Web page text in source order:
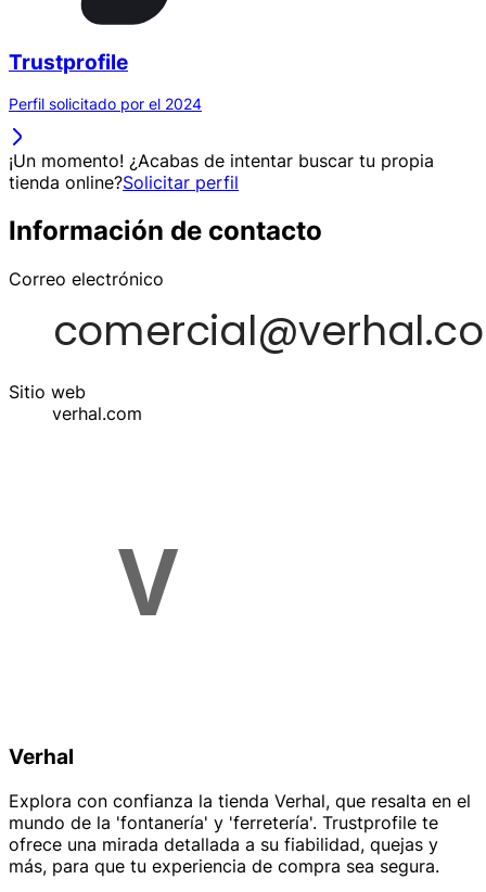
Trustprofile
Perfil solicitado por el 2024
¡Un momento! ¿Acabas de intentar buscar tu propia
tienda online?Solicitar perfil
Información de contacto
Correo electrónico
Sitio web
verhal.com
Verhal
Explora con confianza la tienda Verhal, que resalta en el
mundo de la 'fontanería' y 'ferretería'. Trustprofile te
ofrece una mirada detallada a su fiabilidad, quejas y
más, para que tu experiencia de compra sea segura.